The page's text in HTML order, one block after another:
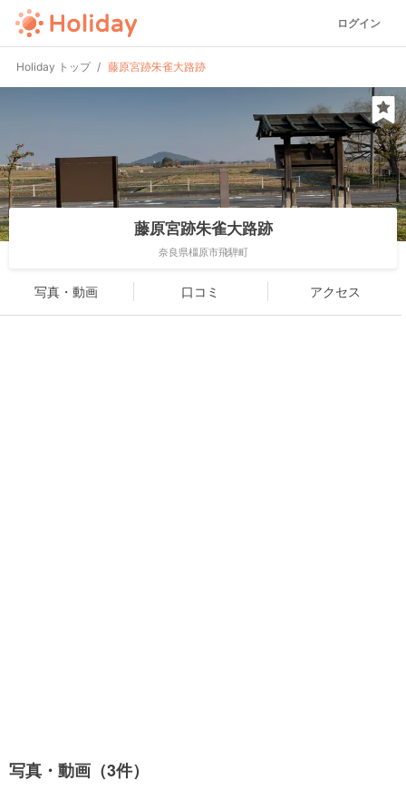
ログイン
Holiday トップ 藤原宮跡朱雀大路跡
藤原宮跡朱雀大路跡
奈良県橿原市飛騨町
写真・動画 口コミ アクセス
写真・動画（3件）